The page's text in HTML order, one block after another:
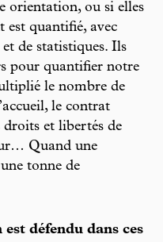
orientation, ou si elles
quantifié, avec
de statistiques. Ils
pour quantifier notre
le nombre de
le contrat
droits et libertés de
Quand une
tonne de
défendu dans ces